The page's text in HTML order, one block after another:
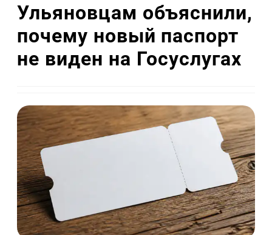
Ульяновцам объяснили,
почему новый паспорт
не виден на Госуслугах